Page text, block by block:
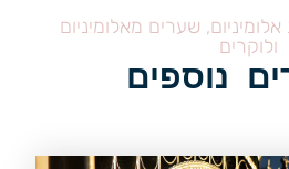
שערים מאלומיניום
ולוקרים
נוספים